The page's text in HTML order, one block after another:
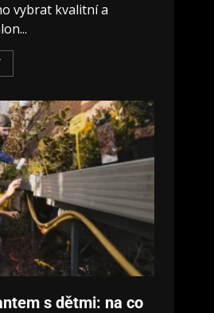
vybrat kvalitní a
s dětmi: na co